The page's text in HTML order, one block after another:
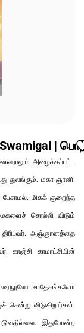
|
அழைக்கப்பட்ட
துலங்கும். மகா ஞானி.
மிகக் குறைந்த
சொல்லி விடும்
திரிபவர். அஞ்ஞானத்தை
காஞ்சி காமாட்சியின்
உபதேசங்களோ
சென்று விடுகிறார்கள்.
இதுபோன்ற